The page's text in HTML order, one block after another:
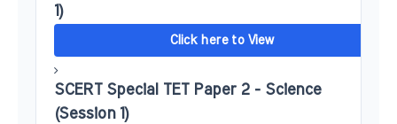
1)
Click here to View
SCERT Special TET Paper 2 - Science
(Session 1)